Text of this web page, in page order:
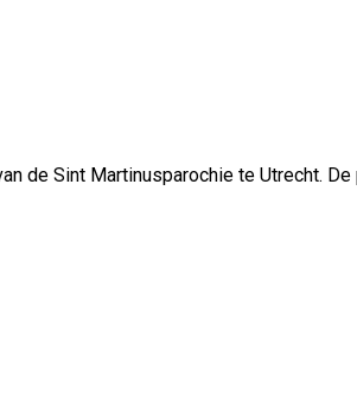
de Sint Martinusparochie te Utrecht.